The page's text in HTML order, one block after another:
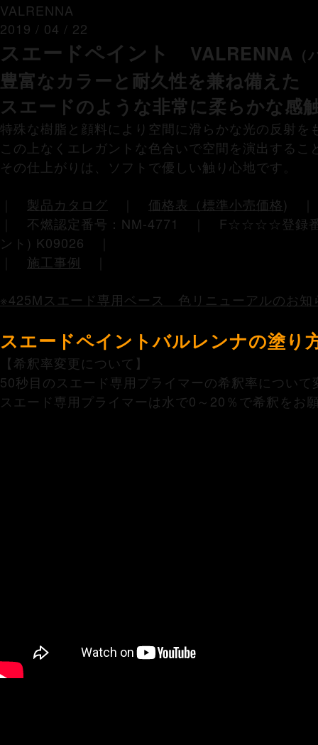
VALRENNA
2019 / 04 / 22
スエードペイント VALRENNA
豊富なカラーと耐久性を兼ね備えた
スエードのような非常に柔らかな感
特殊な樹脂と顔料により空間に滑らかな光の反射を
この上なくエレガントな色合いで空間を演出するこ
その仕上がりは、ソフトで優しい触り心地です。
製品カタログ 価格表（標準小売価格)
｜ 不燃認定番号：NM-4771 ｜ F☆☆☆☆登録番
ント) K09026 ｜
施工事例
※425Mスエード専用ベース 色リニューアルのお知
スエードペイントバルレンナの塗り
【希釈率変更について】
50秒目のスエード専用プライマーの希釈率につい
スエード専用プライマーは水で0～20％で希釈をお